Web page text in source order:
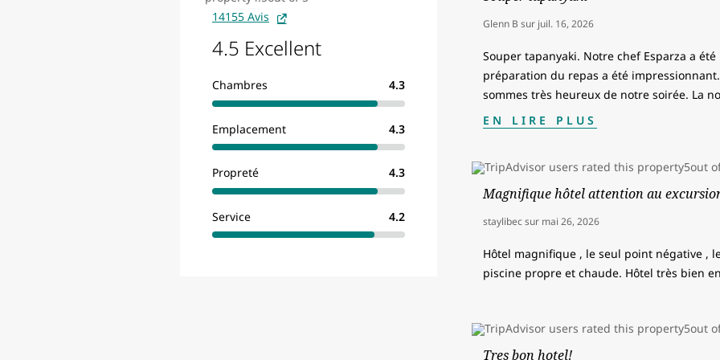
14155 Avis
4.5 Excellent
Chambres 4.3
Emplacement 4.3
Propreté 4.3
Service 4.2
Glenn B sur juil. 16, 2026
Souper tapanyaki. Notre chef Esparza a
préparation du repas a été
sommes très heureux de notre soirée. La
EN LIRE PLUS
Magnifique hôtel attention au
staylibecsur mai 26, 2026
Hôtel magnifique , le seul point négative ,
piscine propre et chaude. Hôtel très bien
Tres bon hotel!